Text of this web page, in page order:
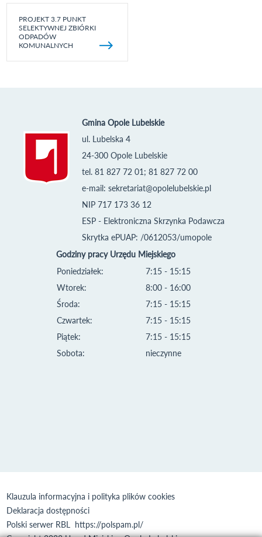
PROJEKT 3.7 PUNKT
SELEKTYWNEJ ZBIÓRKI
ODPADÓW
KOMUNALNYCH
Gmina Opole Lubelskie
ul. Lubelska 4
24-300 Opole Lubelskie
tel. 81 827 72 01; 81 827 72 00
e-mail: sekretariat@opolelubelskie.pl
NIP 717 173 36 12
ESP - Elektroniczna Skrzynka Podawcza
Skrytka ePUAP: /0612053/umopole
Godziny pracy Urzędu Miejskiego
Poniedziałek:
Wtorek:
Środa:
Czwartek:
Piątek:
Sobota:
7:15 - 15:15
8:00 - 16:00
7:15 - 15:15
7:15 - 15:15
7:15 - 15:15
nieczynne
Klauzula informacyjna i polityka plików cookies
Deklaracja dostępności
Polski serwer RBL https://polspam.pl/